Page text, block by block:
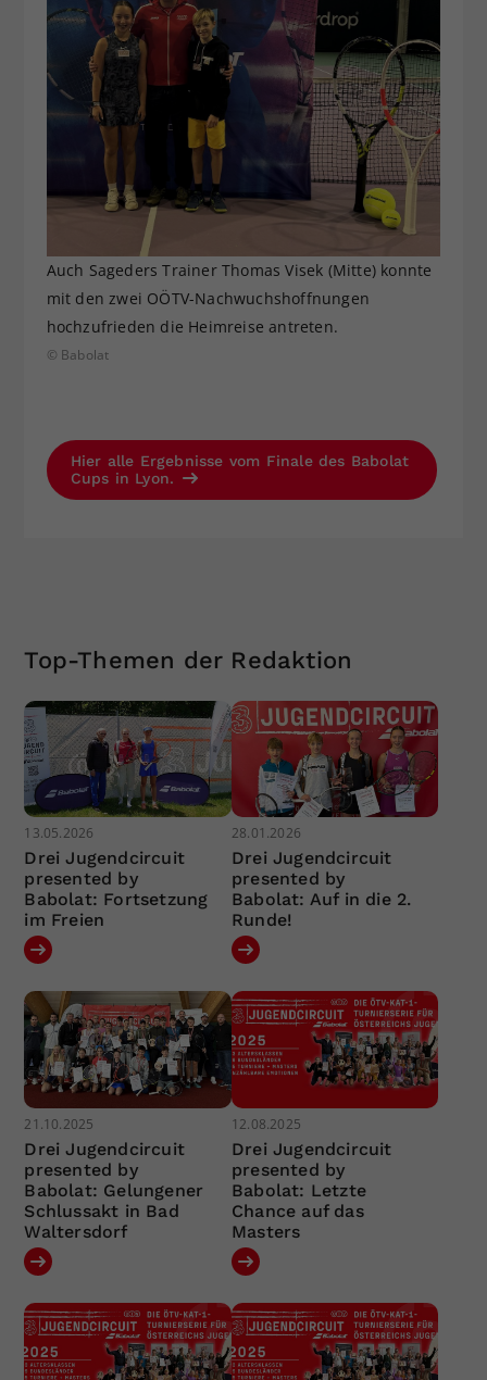
Auch Sageders Trainer Thomas Visek (Mitte) konnte
mit den zwei OÖTV-Nachwuchshoffnungen
hochzufrieden die Heimreise antreten.
© Babolat
Hier alle Ergebnisse vom Finale des Babolat
Cups in Lyon.
Top-Themen der Redaktion
13.05.2026
Drei Jugendcircuit
presented by
Babolat: Fortsetzung
im Freien
28.01.2026
Drei Jugendcircuit
presented by
Babolat: Auf in die 2.
Runde!
21.10.2025
Drei Jugendcircuit
presented by
Babolat: Gelungener
Schlussakt in Bad
Waltersdorf
12.08.2025
Drei Jugendcircuit
presented by
Babolat: Letzte
Chance auf das
Masters